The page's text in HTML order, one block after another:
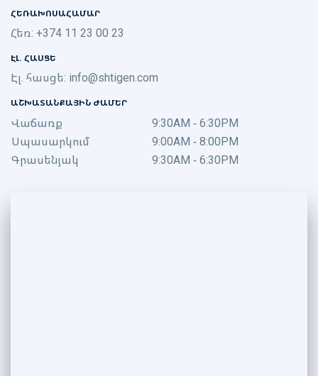
ՀԵՌԱԽՈՍԱՀԱՄԱՐ
Հեռ: +374 11 23 00 23
ԷԼ. ՀԱՍՑԵ
Էլ. հասցե: info@shtigen.com
ԱՇԽԱՏԱՆՔԱՅԻՆ ԺԱՄԵՐ
Վաճառք
9:30AM - 6:30PM
Սպասարկում
9:00AM - 8:00PM
Գրասենյակ
9:30AM - 6:30PM